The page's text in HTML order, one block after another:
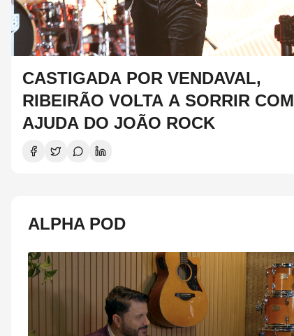
CASTIGADA POR VENDAVAL,
RIBEIRÃO VOLTA A SORRIR COM
AJUDA DO JOÃO ROCK
ALPHA POD